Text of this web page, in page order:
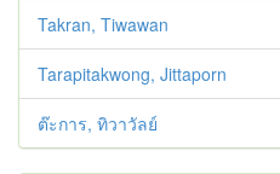
Takran, Tiwawan
Tarapitakwong, Jittaporn
ต๊ะการ, ทิวาวัลย์